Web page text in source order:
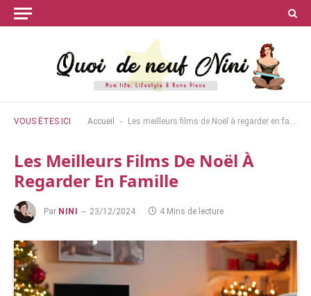
VOUS ÊTES ICI Accueil - Les meilleurs films de Noël à regarder en famille
Les Meilleurs Films De Noël À
Regarder En Famille
Par NINI 23/12/2024 4 Mins de lecture